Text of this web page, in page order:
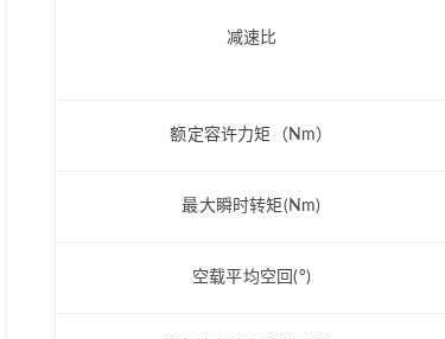
减速比
额定容许力矩（Nm）
最大瞬时转矩(Nm)
空载平均空回(°)